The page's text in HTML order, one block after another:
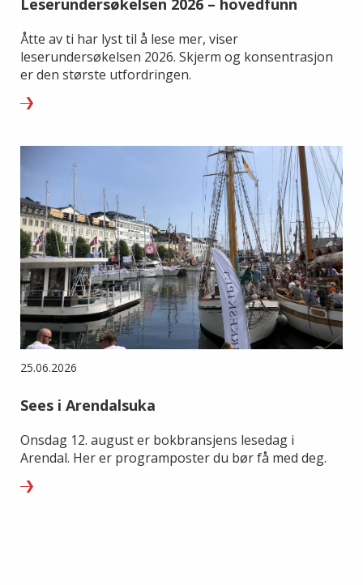
Leserundersøkelsen 2026 – hovedfunn
Åtte av ti har lyst til å lese mer, viser
leserundersøkelsen 2026. Skjerm og konsentrasjon
er den største utfordringen.
25.06.2026
Sees i Arendalsuka
Onsdag 12. august er bokbransjens lesedag i
Arendal. Her er programposter du bør få med deg.